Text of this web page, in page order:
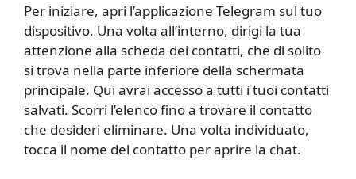
Per iniziare, apri l’applicazione Telegram sul tuo
dispositivo. Una volta all’interno, dirigi la tua
attenzione alla scheda dei contatti, che di solito
si trova nella parte inferiore della schermata
principale. Qui avrai accesso a tutti i tuoi contatti
salvati. Scorri l’elenco fino a trovare il contatto
che desideri eliminare. Una volta individuato,
tocca il nome del contatto per aprire la chat.